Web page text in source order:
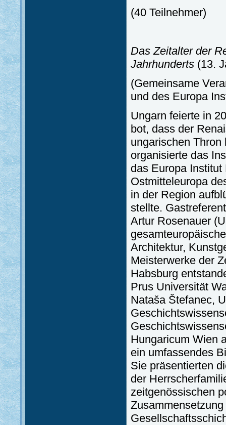
(40 Teilnehmer)
Das Zeitalter der
Jahrhunderts (13.
(Gemeinsame
und des Europa
Ungarn feierte in
bot, dass der
ungarischen
organisierte das
das Europa
Ostmitteleuropa
in der Region
stellte.
Artur Rosenauer
Architektur,
Meisterwerke der
Habsburg
Prus Universität
Nataša Štefanec,
Hungaricum Wien
ein umfassendes
Sie präsentierten
der
zeitgenössischen